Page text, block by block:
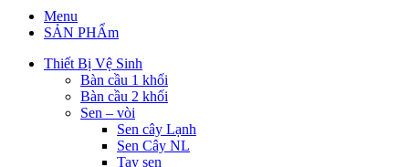
Menu
SẢN PHẨm
Thiết Bị Vệ Sinh
Bàn cầu 1 khối
Bàn cầu 2 khối
Sen – vòi
Sen cây Lạnh
Sen Cây NL
Tay sen